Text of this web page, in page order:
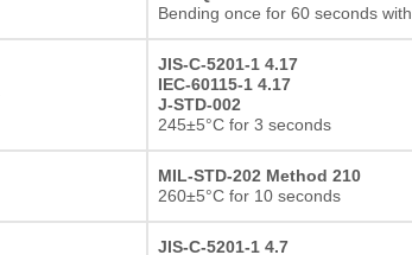
Bending once for 60 seconds
JIS-C-5201-1 4.17
IEC-60115-1 4.17
J-STD-002
245±5°C for 3 seconds
MIL-STD-202 Method 210
260±5°C for 10 seconds
JIS-C-5201-1 4.7